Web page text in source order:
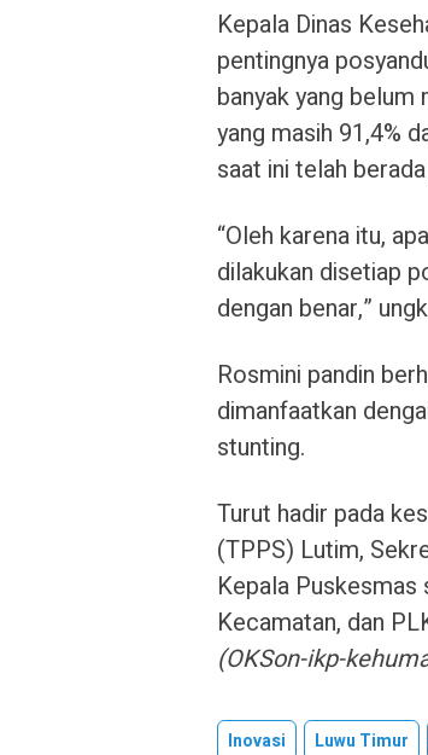
Kepala Dinas
pentingnya
banyak yang
yang masih 91,4%
saat ini telah
“Oleh karena itu,
dilakukan disetiap
dengan benar,”
Rosmini pandin
dimanfaatkan
stunting.
Turut hadir pada
(TPPS) Lutim,
Kepala Puskesmas
Kecamatan, dan
(OKSon-ikp-
Inovasi Luwu Timur